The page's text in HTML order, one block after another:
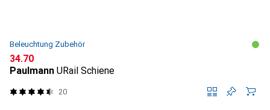
Beleuchtung Zubehör
CHF
34.70
Paulmann URail Schiene
20